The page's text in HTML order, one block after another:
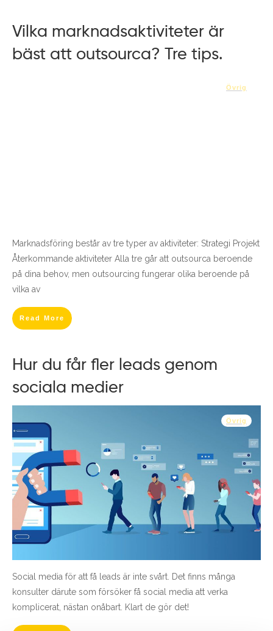
Vilka marknadsaktiviteter är
bäst att outsourca? Tre tips.
Övrig
Marknadsföring består av tre typer av aktiviteter: Strategi Projekt
Återkommande aktiviteter Alla tre går att outsourca beroende
på dina behov, men outsourcing fungerar olika beroende på
vilka av
Read More
Hur du får fler leads genom
sociala medier
Övrig
Social media för att få leads är inte svårt. Det finns många
konsulter därute som försöker få social media att verka
komplicerat, nästan onåbart. Klart de gör det!